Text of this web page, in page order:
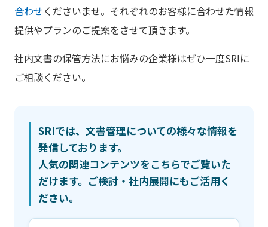
合わせくださいませ。それぞれのお客様に合わせた情報
提供やプランのご提案をさせて頂きます。
社内文書の保管方法にお悩みの企業様はぜひ一度SRIに
ご相談ください。
SRIでは、文書管理についての様々な情報を
発信しております。
人気の関連コンテンツをこちらでご覧いた
だけます。ご検討・社内展開にもご活用く
ださい。